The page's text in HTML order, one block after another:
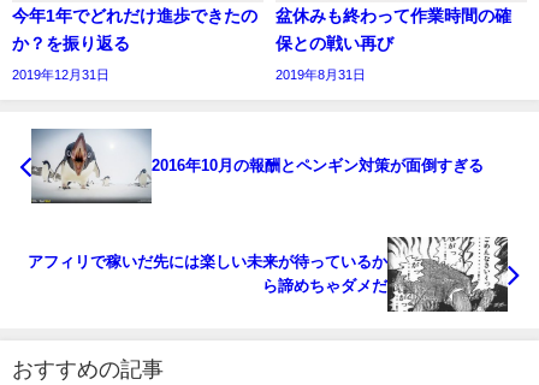
今年1年でどれだけ進歩できたの
か？を振り返る
2019年12月31日
盆休みも終わって作業時間の確
保との戦い再び
2019年8月31日
2016年10月の報酬とペンギン対策が面倒すぎる
アフィリで稼いだ先には楽しい未来が待っているか
ら諦めちゃダメだ
おすすめの記事